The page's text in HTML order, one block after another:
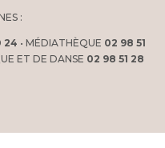
:
24 • MÉDIATHÈQUE 02 98 51
ET DE DANSE 02 98 51 28